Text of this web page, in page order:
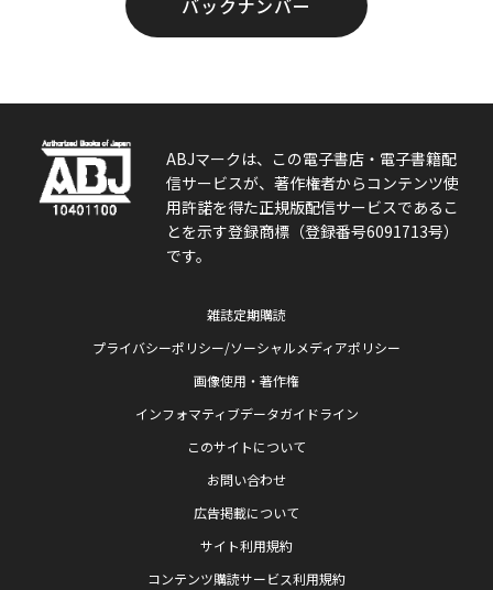
バックナンバー
ABJマークは、この電子書店・電子書籍配
信サービスが、著作権者からコンテンツ使
用許諾を得た正規版配信サービスであるこ
とを示す登録商標（登録番号6091713号）
です。
雑誌定期購読
プライバシーポリシー/ソーシャルメディアポリシー
画像使用・著作権
インフォマティブデータガイドライン
このサイトについて
お問い合わせ
広告掲載について
サイト利用規約
コンテンツ購読サービス利用規約